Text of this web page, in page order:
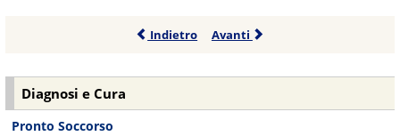
Indietro Avanti
Diagnosi e Cura
Pronto Soccorso